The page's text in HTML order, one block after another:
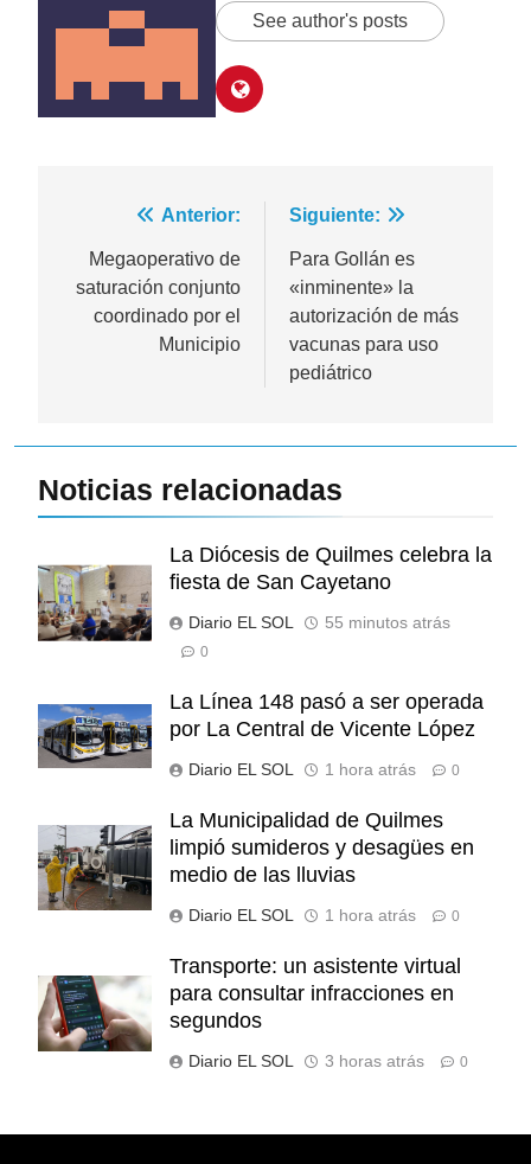
See author's posts
Navegación
de
entradas
Anterior:
Megaoperativo de
saturación conjunto
coordinado por el
Municipio
Siguiente:
Para Gollán es
«inminente» la
autorización de más
vacunas para uso
pediátrico
Noticias relacionadas
La Diócesis de Quilmes celebra la
fiesta de San Cayetano
Diario EL SOL 55 minutos atrás
0
La Línea 148 pasó a ser operada
por La Central de Vicente López
Diario EL SOL 1 hora atrás 0
La Municipalidad de Quilmes
limpió sumideros y desagües en
medio de las lluvias
Diario EL SOL 1 hora atrás 0
Transporte: un asistente virtual
para consultar infracciones en
segundos
Diario EL SOL 3 horas atrás 0